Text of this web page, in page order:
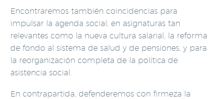
Encontraremos también coincidencias para
impulsar la agenda social, en asignaturas tan
relevantes como la nueva cultura salarial, la reforma
de fondo al sistema de salud y de pensiones, y para
la reorganización completa de la política de
asistencia social.
En contrapartida, defenderemos con firmeza la